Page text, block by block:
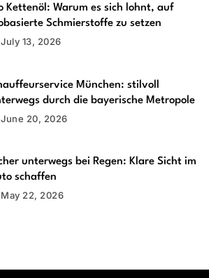
Kettenöl: Warum es sich lohnt, auf
Schmierstoffe zu setzen
July 13, 2026
München: stilvoll
durch die bayerische Metropole
June 20, 2026
unterwegs bei Regen: Klare Sicht im
schaffen
May 22, 2026